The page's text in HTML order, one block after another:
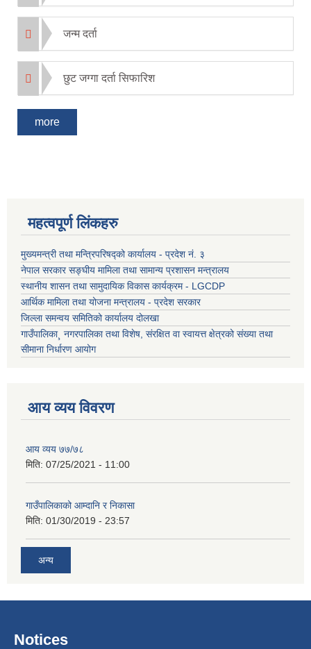
जन्म दर्ता
छुट जग्गा दर्ता सिफारिश
more
महत्वपूर्ण लिंकहरु
मुख्यमन्त्री तथा मन्त्रिपरिषद्को कार्यालय - प्रदेश नं. ३
नेपाल सरकार सङ्घीय मामिला तथा सामान्य प्रशासन मन्त्रालय
स्थानीय शासन तथा सामुदायिक विकास कार्यक्रम - LGCDP
आर्थिक मामिला तथा योजना मन्त्रालय - प्रदेश सरकार
जिल्ला समन्वय समितिको कार्यालय दोलखा
गाउँपालिका¸ नगरपालिका तथा विशेष, संरक्षित वा स्वायत्त क्षेत्रको संख्या तथा
सीमाना निर्धारण आयोग
आय व्यय विवरण
आय व्यय ७७/७८
मिति: 07/25/2021 - 11:00
गाउँपालिकाको आम्दानि र निकासा
मिति: 01/30/2019 - 23:57
अन्य
Notices